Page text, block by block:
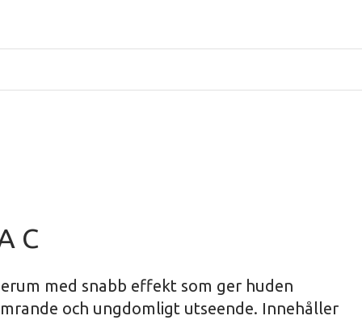
C
med snabb effekt som ger huden
och ungdomligt utseende. Innehåller